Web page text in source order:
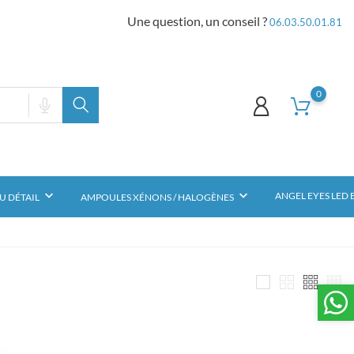
Une question, un conseil ?06.03.50.01.81
0
DÉTAIL keyboard_arrow_down AMPOULES XÉNONS / HALOGÈNES keyboard_arrow_down ANGEL EYES LED